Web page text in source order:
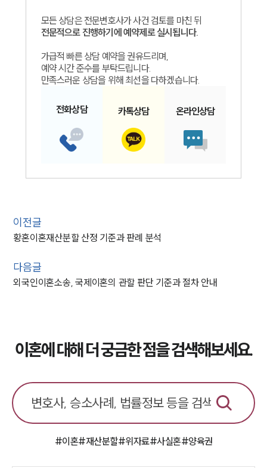
모든 상담은 전문변호사가 사건 검토를 마친 뒤
전문적으로 진행하기에 예약제로 실시됩니다.
가급적 빠른 상담 예약을 권유드리며,
예약 시간 준수를 부탁드립니다.
만족스러운 상담을 위해 최선을 다하겠습니다.
전화상담 카톡상담 온라인상담
이전글
황혼이혼재산분할 산정 기준과 판례 분석
다음글
외국인이혼소송, 국제이혼의 관할 판단 기준과 절차 안내
이혼에 대해 더 궁금한 점을 검색해보세요.
#이혼#재산분할#위자료#사실혼#양육권